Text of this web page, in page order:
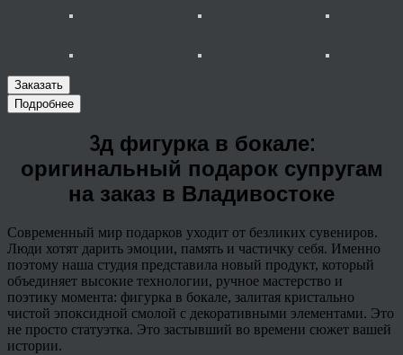
Заказать
Подробнее
3д фигурка в бокале:
оригинальный подарок супругам
на заказ в Владивостоке
Современный мир подарков уходит от безликих сувениров.
Люди хотят дарить эмоции, память и частичку себя. Именно
поэтому наша студия представила новый продукт, который
объединяет высокие технологии, ручное мастерство и
поэтику момента: фигурка в бокале, залитая кристально
чистой эпоксидной смолой с декоративными элементами. Это
не просто статуэтка. Это застывший во времени сюжет вашей
истории.